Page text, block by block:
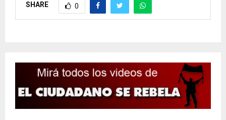
SHARE 0